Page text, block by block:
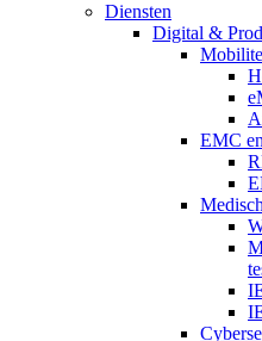
Diensten
Digital &
EMC